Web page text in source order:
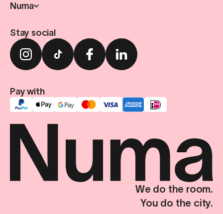
Numa
Stay social
Pay with
We do the room.
You do the city.